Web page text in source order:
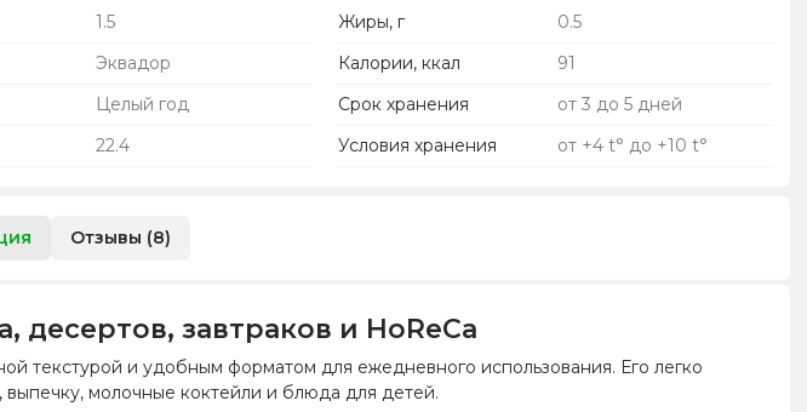
1.5 Жиры, г
0.5
Эквадор Калории, ккал
91
Целый год Срок хранения
от 3 до 5 дней
22.4 Условия хранения от +4 t° до +10 t°
Отзывы (8)
завтраков и HoReCa
текстурой и удобным форматом для ежедневного использования. Его легко
выпечку, молочные коктейли и блюда для детей.